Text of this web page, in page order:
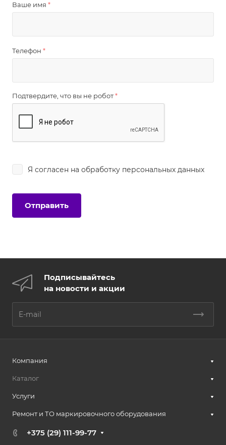
Ваше имя *
Телефон *
Подтвердите, что вы не робот*
Я согласен на обработку персональных данных
Подписывайтесь
на новости и акции
Компания
Каталог
Услуги
Ремонт и ТО маркировочного оборудования
+375 (29) 111-99-77